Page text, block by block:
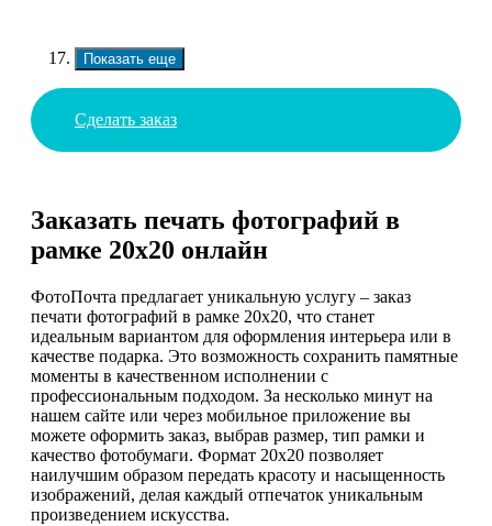
Показать еще
Сделать заказ
Заказать печать фотографий в
рамке 20х20 онлайн
ФотоПочта предлагает уникальную услугу – заказ
печати фотографий в рамке 20х20, что станет
идеальным вариантом для оформления интерьера или в
качестве подарка. Это возможность сохранить памятные
моменты в качественном исполнении с
профессиональным подходом. За несколько минут на
нашем сайте или через мобильное приложение вы
можете оформить заказ, выбрав размер, тип рамки и
качество фотобумаги. Формат 20х20 позволяет
наилучшим образом передать красоту и насыщенность
изображений, делая каждый отпечаток уникальным
произведением искусства.